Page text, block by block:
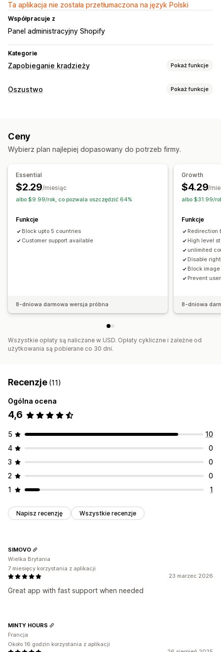
Ta aplikacja nie została przetłumaczona na język Polski
Współpracuje z
Panel administracyjny Shopify
Kategorie
Zapobieganie kradzieży Pokaż funkcje
Zasoby chronione
Działania zablokowane
Przechwytywanie zawartości ekranu
Right-click
Pobieranie obrazów
Zapisywanie obrazów
Przeciągnij i upuść Inspekcja elementów
Narzędzia dla programistów
Dostęp z regionu Dostęp z adresu IP
Oszustwo Pokaż funkcje
Phishing
Dostawa
Sprawdzanie zamówień
Automatyczne anulowanie
Reguły niestandardowe
Przekierowania oparte na geolokalizacji
Weryfikacja tożsamości
Blokowanie spamu
Alerty i analizy
Ceny
Wybierz plan najlepiej dopasowany do potrzeb firmy.
Essential
$2.29/miesiąc
albo $9.99/rok, co pozwala oszczędzić 64%
Funkcje
Block upto 5 countries
Customer support available
8-dniowa darmowa wersja próbna
Growth
$4.29/
albo $31.99/
Funkcje
Redirection
High level
unlimited
Disable
Block
Prevent
8-dniowa
Wszystkie opłaty są naliczane w USD. Opłaty cykliczne i zależne od
użytkowania są pobierane co 30 dni.
Recenzje (11)
Ogólna ocena
4,6
5
10
4
0
3
0
2
0
1
1
Napisz recenzję Wszystkie recenzje
23 marzec 2026
Great app with fast support when needed
SIMOVO
Wielka Brytania
7 miesięcy korzystania z aplikacji
MINTY HOURS
Francja
Około 16 godzin korzystania z aplikacji